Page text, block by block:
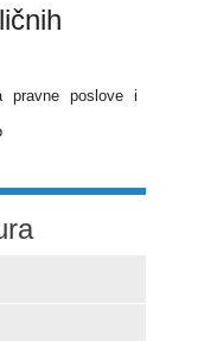
pravne poslove i